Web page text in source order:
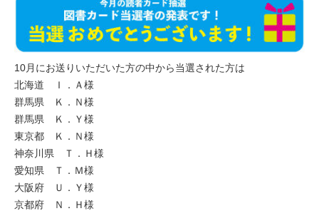
10月にお送りいただいた方の中から当選された方は
北海道 Ｉ．Ａ様
群馬県 Ｋ．Ｎ様
群馬県 Ｋ．Ｙ様
東京都 Ｋ．Ｎ様
神奈川県 Ｔ．Ｈ様
愛知県 Ｔ．Ｍ様
大阪府 Ｕ．Ｙ様
京都府 Ｎ．Ｈ様